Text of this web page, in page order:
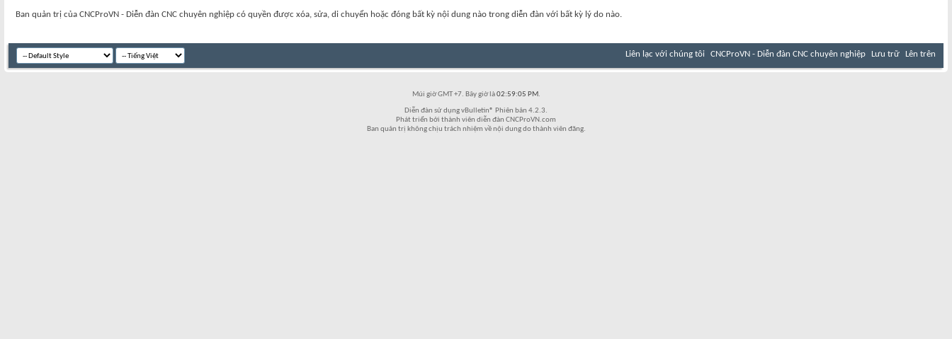
Ban quản trị của CNCProVN - Diễn đàn CNC chuyên nghiệp có quyền được xóa, sửa, di chuyển hoặc đóng bất kỳ nội dung nào trong diễn đàn với bất kỳ lý do nào.
Liên lạc với chúng tôi CNCProVN - Diễn đàn CNC chuyên nghiệp Lưu trữ Lên trên
Múi giờ GMT +7. Bây giờ là02:59:05 PM.
Diễn đàn sử dụng vBulletin® Phiên bản 4.2.3.
Phát triển bởi thành viên diễn đàn CNCProVN.com
Ban quản trị không chịu trách nhiệm về nội dung do thành viên đăng.